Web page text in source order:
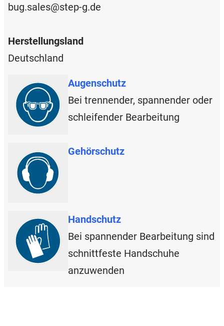
bug.sales@step-g.de
Herstellungsland
Deutschland
Augenschutz
Bei trennender, spannender oder
schleifender Bearbeitung
Gehörschutz
Handschutz
Bei spannender Bearbeitung sind
schnittfeste Handschuhe
anzuwenden